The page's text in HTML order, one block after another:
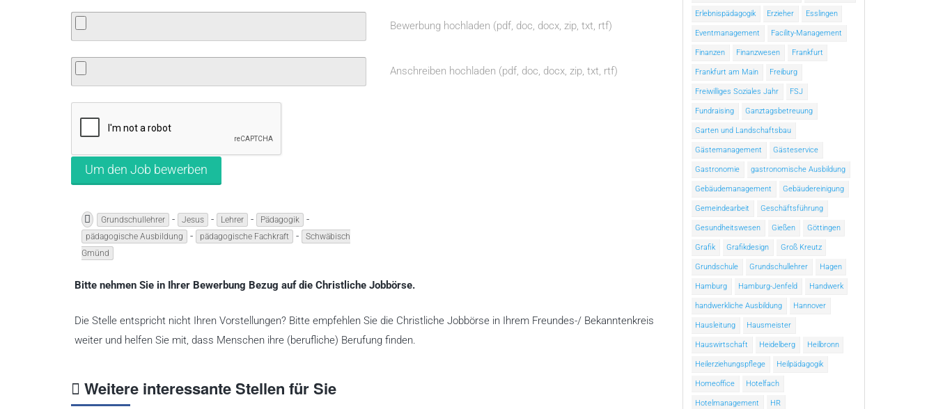
Bewerbung hochladen (pdf, doc, docx, zip, txt, rtf)
Anschreiben hochladen (pdf, doc, docx, zip, txt, rtf)
Grundschullehrer - Jesus - Lehrer - Pädagogik -
pädagogische Ausbildung - pädagogische Fachkraft -
Schwäbisch
Gmünd
Bitte nehmen Sie in Ihrer Bewerbung Bezug auf die Christliche Jobbörse.
Die Stelle entspricht nicht Ihren Vorstellungen? Bitte empfehlen Sie die Christliche Jobbörse in Ihrem Freundes-/ Bekanntenkreis
weiter und helfen Sie mit, dass Menschen ihre (berufliche) Berufung finden.
Weitere interessante Stellen für Sie
Erlebnispädagogik Erzieher Esslingen
Eventmanagement Facility-Management
Finanzen Finanzwesen Frankfurt
Frankfurt am Main Freiburg
Freiwilliges Soziales Jahr FSJ
Fundraising Ganztagsbetreuung
Garten und Landschaftsbau
Gästemanagement Gästeservice
Gastronomie gastronomische Ausbildung
Gebäudemanagement Gebäudereinigung
Gemeindearbeit Geschäftsführung
Gesundheitswesen Gießen Göttingen
Grafik Grafikdesign Groß Kreutz
Grundschule Grundschullehrer Hagen
Hamburg Hamburg-Jenfeld Handwerk
handwerkliche Ausbildung Hannover
Hausleitung Hausmeister
Hauswirtschaft Heidelberg Heilbronn
Heilerziehungspflege Heilpädagogik
Homeoffice Hotelfach
Hotelmanagement HR